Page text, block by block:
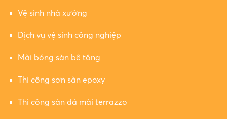
Vệ sinh nhà xưởng
Dịch vụ vệ sinh công nghiệp
Mài bóng sàn bê tông
Thi công sơn sàn epoxy
Thi công sàn đá mài terrazzo